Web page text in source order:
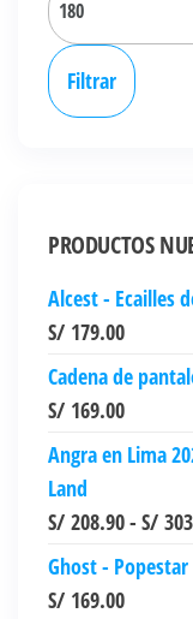
la
página
de
producto
Filtrar
PRODUCTOS
Alcest - Ecailles
S/ 179.00
Cadena de
S/ 169.00
Angra en Lima
Land
S/ 208.90- S/
Ghost - Popestar
S/ 169.00